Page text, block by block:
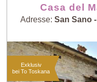
Casa del
Adresse: San Sano
Exklusiv
bei To Toskana